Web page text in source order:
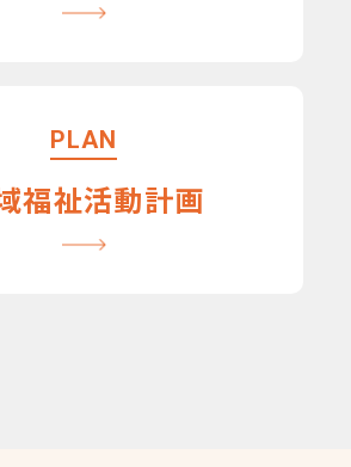
PLAN
福祉活動計画